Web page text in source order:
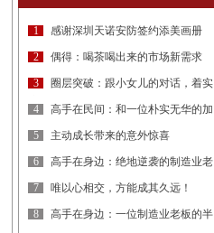
1 感谢深圳天诺安防签约添美画册
2 偶得：喝茶喝出来的市场新需求
3
圈层突破：跟小女儿的对话，着实
惊
4 高手在民间：和一位朴实无华的加
5 主动成长带来的意外惊喜
6 高手在身边：绝地逆袭的制造业老
7
唯以心相交，方能成其久远！
（1）
8 高手在身边：一位制造业老板的半